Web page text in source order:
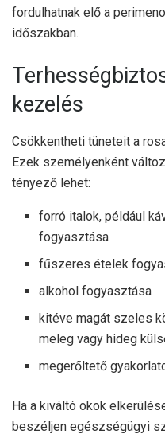
fordulhatnak elő a
időszakban.
kezelés
Csökkentheti tüneteit a
Ezek személyenként
tényező lehet:
forró italok, például
fogyasztása
fűszeres ételek
alkohol fogyasztása
kitéve magát szeles
meleg vagy hideg
megerőltető
Ha a kiváltó okok
beszéljen egészségügyi